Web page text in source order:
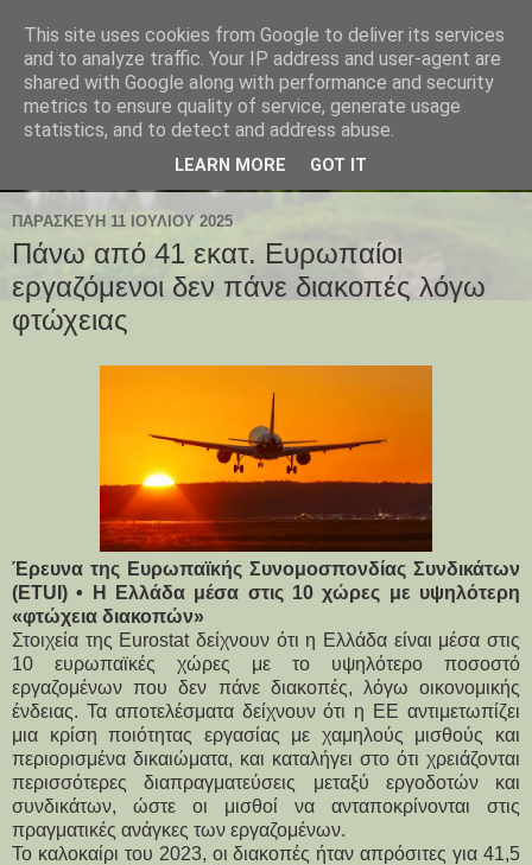
ΠΑΡΑΣΚΕΥΉ 11 ΙΟΥΛΊΟΥ 2025
Πάνω από 41 εκατ. Ευρωπαίοι
εργαζόμενοι δεν πάνε διακοπές λόγω
φτώχειας
Έρευνα της Ευρωπαϊκής Συνομοσπονδίας Συνδικάτων
(ETUI) • Η Ελλάδα μέσα στις 10 χώρες με υψηλότερη
«φτώχεια διακοπών»
Στοιχεία της Eurostat δείχνουν ότι η Ελλάδα είναι μέσα στις
10 ευρωπαϊκές χώρες με το υψηλότερο ποσοστό
εργαζομένων που δεν πάνε διακοπές, λόγω οικονομικής
ένδειας. Τα αποτελέσματα δείχνουν ότι η ΕΕ αντιμετωπίζει
μια κρίση ποιότητας εργασίας με χαμηλούς μισθούς και
περιορισμένα δικαιώματα, και καταλήγει στο ότι χρειάζονται
περισσότερες διαπραγματεύσεις μεταξύ εργοδοτών και
συνδικάτων, ώστε οι μισθοί να ανταποκρίνονται στις
πραγματικές ανάγκες των εργαζομένων.
Το καλοκαίρι του 2023, οι διακοπές ήταν απρόσιτες για 41,5
This site uses cookies from Google to deliver its services
and to analyze traffic. Your IP address and user-agent are
shared with Google along with performance and security
metrics to ensure quality of service, generate usage
statistics, and to detect and address abuse.
LEARN MORE GOT IT